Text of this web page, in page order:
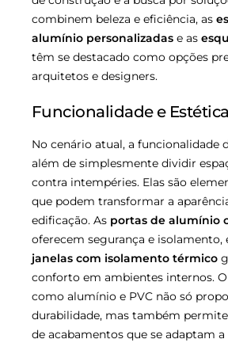
combinem beleza e eficiência, as
alumínio personalizadas e as
têm se destacado como opções
arquitetos e designers.
Funcionalidade e Estética
No cenário atual, a funcionalidade
além de simplesmente dividir
contra intempéries. Elas são
que podem transformar a
edificação. As portas de alumínio
oferecem segurança e isolamento,
janelas com isolamento térmico
conforto em ambientes internos.
como alumínio e PVC não só
durabilidade, mas também
de acabamentos que se adaptam